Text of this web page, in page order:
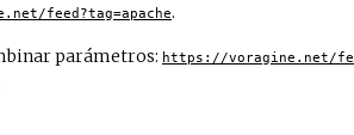
feed?tag=apache.
parámetros: https://voragine.net/